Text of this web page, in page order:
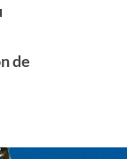
de